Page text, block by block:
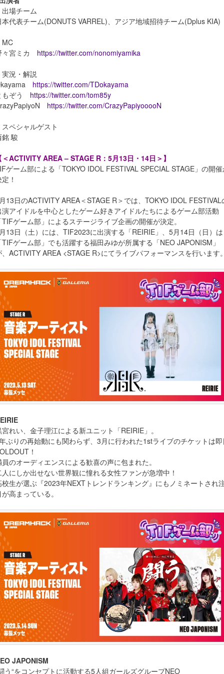
出場チーム
本代表チーム(DONUTS VARREL)、アジア地域招待チーム(Dplus KIA)
MC
々宮ミカ https://twitter.com/nonomiyamika
実況・解説
https://twitter.com/TDokayama
もぞう https://twitter.com/tom85y
https://twitter.com/CrazyPapiyooooN
スペシャルゲスト
銘 駿
＜ACTIVITY AREA – STAGE R：5月13日・14日＞】
ゲーム部による「TOKYO IDOL FESTIVAL SPECIAL STAGE」の開
！
13日のACTIVITY AREA＜STAGE R＞では、TOKYO IDOL FESTIVAL
演アイドルを中心としたゲーム好きアイドルたちによるゲーム部活動
TIFゲーム部」によるステージライブ企画の開催が決定。
13日（土）には、TIF2023に出演する「REIRIE」、5月14日（日）は
TIFゲーム部」でも活躍する福田みゆが所属する「NEO JAPONISM」
、ACTIVITY AREA <STAGE R>にてライブパフォーマンスを行います
宮れい、金子理江による新ユニット「REIRIE」。
ぶりの再始動にも関わらず、3月に行われた1stライブのチケットは
！
員のオーディエンスによる歓喜の声に包まれた。
人にしか出せない世界観に憧れる女性ファンが急増中！
校生が選ぶ『2023年NEXTトレンドランキング』にもノミネートされ
高まっている。
JAPONISM
う“をコンセプトに活動する5人組ガールズグループNEO